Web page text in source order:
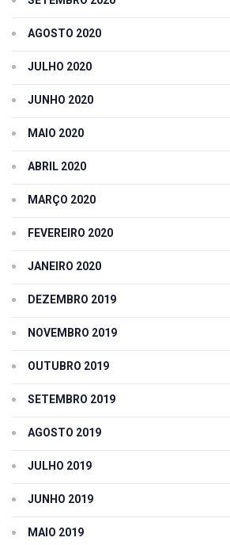
AGOSTO 2020
JULHO 2020
JUNHO 2020
MAIO 2020
ABRIL 2020
MARÇO 2020
FEVEREIRO 2020
JANEIRO 2020
DEZEMBRO 2019
NOVEMBRO 2019
OUTUBRO 2019
SETEMBRO 2019
AGOSTO 2019
JULHO 2019
JUNHO 2019
MAIO 2019